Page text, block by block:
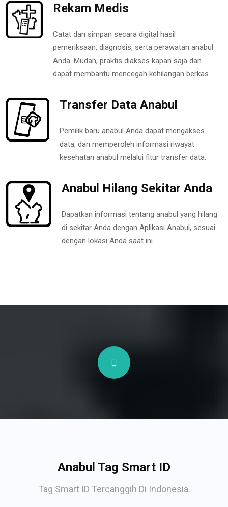
Rekam Medis
Catat dan simpan secara digital hasil
pemeriksaan, diagnosis, serta perawatan anabul
Anda. Mudah, praktis diakses kapan saja dan
dapat membantu mencegah kehilangan berkas.
Transfer Data Anabul
Pemilik baru anabul Anda dapat mengakses
data, dan memperoleh informasi riwayat
kesehatan anabul melalui fitur transfer data.
Anabul Hilang Sekitar Anda
Dapatkan informasi tentang anabul yang hilang
di sekitar Anda dengan Aplikasi Anabul, sesuai
dengan lokasi Anda saat ini.
Anabul Tag Smart ID
Tag Smart ID Tercanggih Di Indonesia.